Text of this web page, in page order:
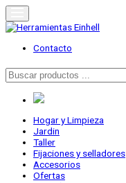
Skip
to
content
Herramientas Einhell
Distribuidor Oficial
Contacto
Buscar
por:
Hogar y Limpieza
Jardin
Taller
Fijaciones y selladores
Accesorios
Ofertas